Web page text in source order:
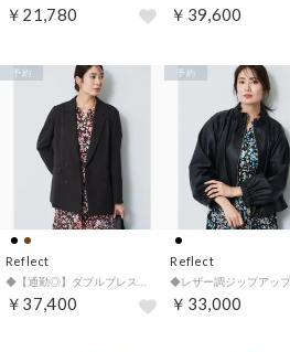
￥21,780 ￥39,600
Reflect
￥37,400
予約
Reflect
￥33,000
予約